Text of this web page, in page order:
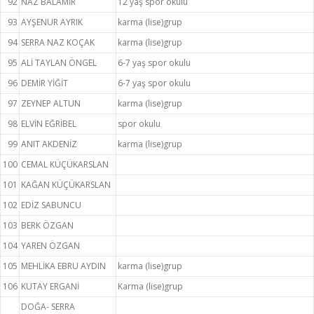
93 AYŞENUR AYRIK
karma (lise)grup
94 SERRA NAZ KOÇAK
karma (lise)grup
95 ALİ TAYLAN ÖNGEL
6-7 yaş spor okulu
96 DEMİR YİĞİT
6-7 yaş spor okulu
97 ZEYNEP ALTUN
karma (lise)grup
98 ELVİN EĞRİBEL
spor okulu
99 ANIT AKDENİZ
karma (lise)grup
100 CEMAL KÜÇÜKARSLAN
101 KAĞAN KÜÇÜKARSLAN
102 EDİZ SABUNCU
103 BERK ÖZGAN
104 YAREN ÖZGAN
105 MEHLİKA EBRU AYDIN
karma (lise)grup
106 KUTAY ERGANİ Karma (lise)grup
DOĞA- SERRA